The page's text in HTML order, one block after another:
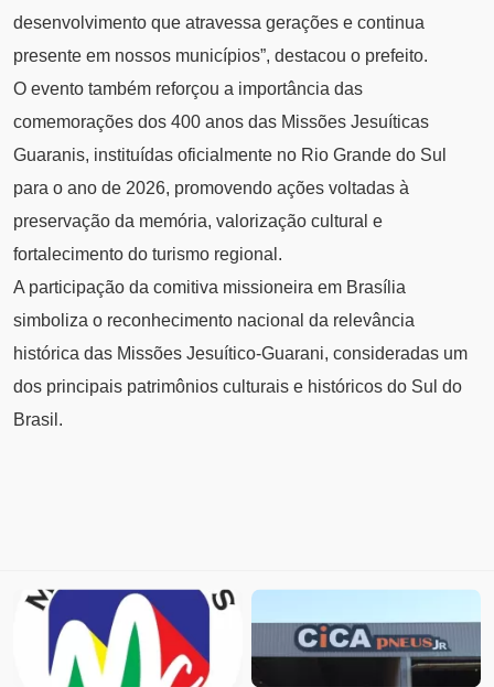
desenvolvimento que atravessa gerações e continua
presente em nossos municípios”, destacou o prefeito.
O evento também reforçou a importância das
comemorações dos 400 anos das Missões Jesuíticas
Guaranis, instituídas oficialmente no Rio Grande do Sul
para o ano de 2026, promovendo ações voltadas à
preservação da memória, valorização cultural e
fortalecimento do turismo regional.
A participação da comitiva missioneira em Brasília
simboliza o reconhecimento nacional da relevância
histórica das Missões Jesuítico-Guarani, consideradas um
dos principais patrimônios culturais e históricos do Sul do
Brasil.